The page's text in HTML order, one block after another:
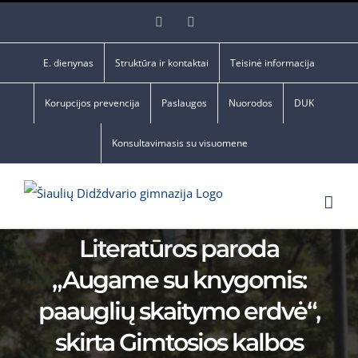
Facebook
E. dienynas Struktūra ir kontaktai Teisinė informacija
Korupcijos prevencija Paslaugos Nuorodos DUK
Konsultavimasis su visuomene
Literatūros paroda
„Augame su knygomis:
paauglių skaitymo erdvė“,
skirta Gimtosios kalbos